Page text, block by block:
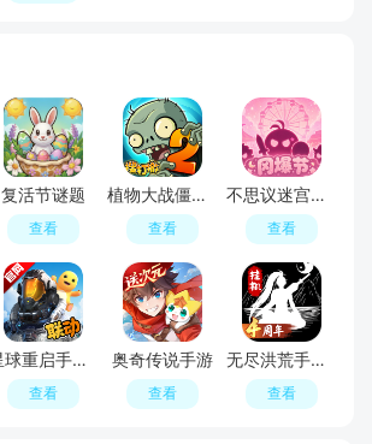
复活节谜题
查看
植物大战僵尸2官服最新版
查看
不思议迷宫游戏
查看
星球重启手游最新版
查看
奥奇传说手游
查看
无尽洪荒手游官方最新版
查看